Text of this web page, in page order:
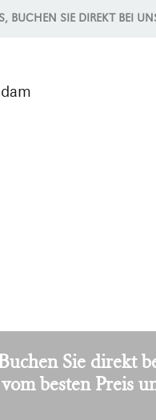
BUCHEN SIE DIREKT BEI
Sie direkt
besten Preis